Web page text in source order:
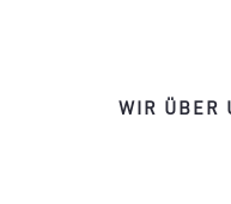
WIR ÜBER